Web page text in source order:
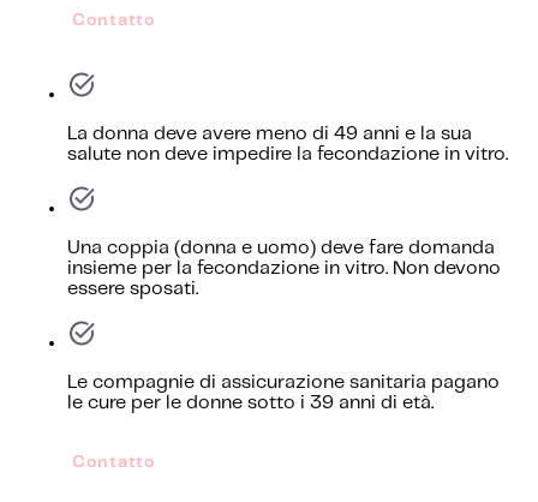
Contatto
La donna deve avere meno di 49 anni e la sua
salute non deve impedire la fecondazione in vitro.
Una coppia (donna e uomo) deve fare domanda
insieme per la fecondazione in vitro. Non devono
essere sposati.
Le compagnie di assicurazione sanitaria pagano
le cure per le donne sotto i 39 anni di età.
Contatto